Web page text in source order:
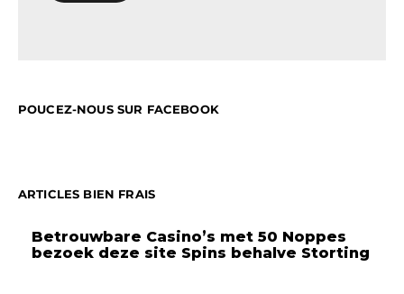
POUCEZ-NOUS SUR FACEBOOK
ARTICLES BIEN FRAIS
Betrouwbare Casino’s met 50 Noppes
bezoek deze site Spins behalve Storting